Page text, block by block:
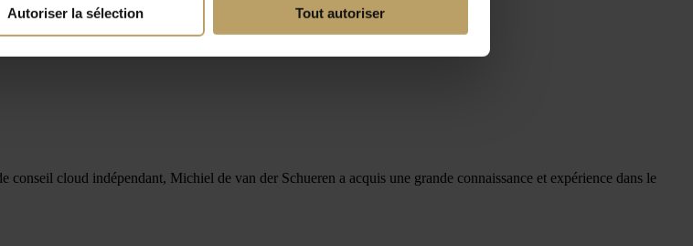
Autoriser la sélection Tout autoriser
cloud indépendant, Michiel de van der Schueren a acquis une grande connaissance et expérience dans le